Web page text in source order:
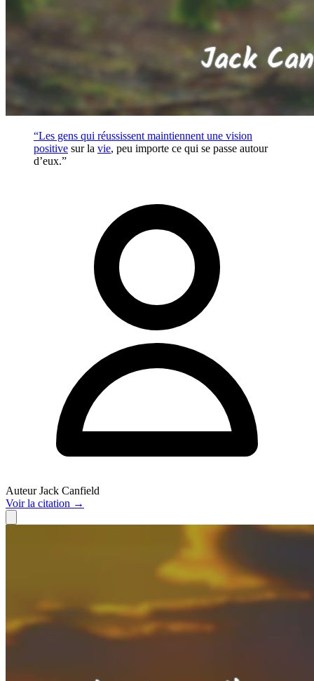
“Les gens qui réussissent maintiennent une vision
positive sur la vie, peu importe ce qui se passe autour
d’eux.”
Auteur Jack Canfield
Voirla citation →